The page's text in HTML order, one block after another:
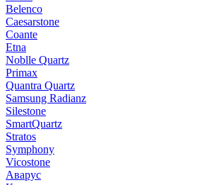
Belenco
Caesarstone
Coante
Etna
Noblle Quartz
Primax
Quantra Quartz
Samsung Radianz
Silestone
SmartQuartz
Stratos
Symphony
Vicostone
Аварус